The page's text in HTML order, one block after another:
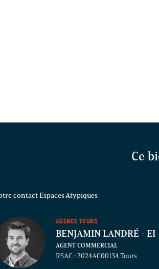
Ce
contact Espaces Atypiques
AGENCE TOURS
BENJAMIN LANDRÉ - EI
AGENT COMMERCIAL
RSAC : 2024AC00134 Tours